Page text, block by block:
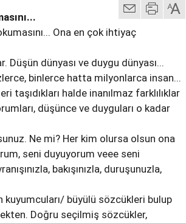
Ona en çok ihtiyaç
Düşün dünyası ve duygu dünyası...
binlerce hatta milyonlarca insan...
taşıdıkları halde inanılmaz farklılıklar
düşünce ve duyguları o kadar
Ne mi? Her kim olursa olsun ona
seni duyuyorum veee seni
bakışınızla, duruşunuzla,
büyülü sözcükleri bulup
Doğru seçilmiş sözcükler,